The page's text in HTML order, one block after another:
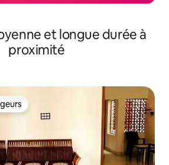
et longue durée à
proximité